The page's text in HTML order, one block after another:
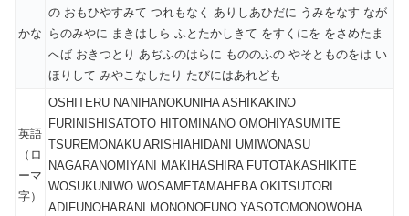
かな
の おもひやすみて つれもなく ありしあひだに うみをなす なが
らのみやに まきはしら ふとたかしきて をすくにを をさめたま
へば おきつとり あぢふのはらに もののふの やそとものをは い
ほりして みやこなしたり たびにはあれども
英語
（ロ
ーマ
字）
OSHITERU NANIHANOKUNIHA ASHIKAKINO
FURINISHISATOTO HITOMINANO OMOHIYASUMITE
TSUREMONAKU ARISHIAHIDANI UMIWONASU
NAGARANOMIYANI MAKIHASHIRA FUTOTAKASHIKITE
WOSUKUNIWO WOSAMETAMAHEBA OKITSUTORI
ADIFUNOHARANI MONONOFUNO YASOTOMONOWOHA